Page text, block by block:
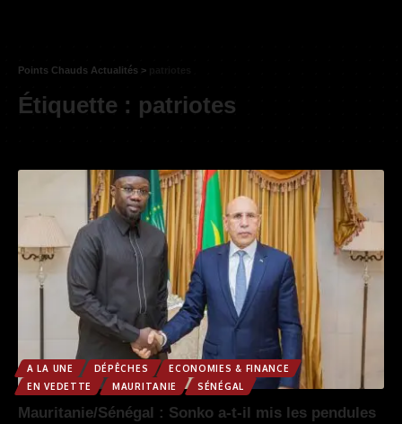
Points Chauds Actualités >
Étiquette : patriotes
A LA UNE DÉPÊCHES
ECONOMIES & FINANCE
EN VEDETTE
MAURITANIE SÉNÉGAL
Mauritanie/Sénégal : Sonko a-t-il mis les pendules